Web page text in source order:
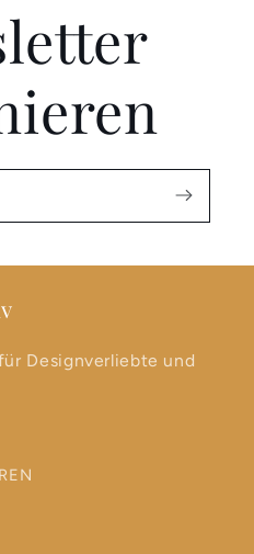
Designverliebte und